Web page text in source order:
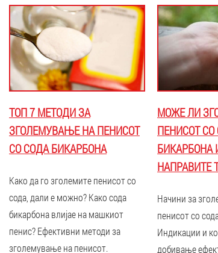
ТОП 7 МЕТОДИ ЗА
ЗГОЛЕМУВАЊЕ НА ПЕНИСОТ
СО СОДА БИКАРБОНА
Како да го зголемите пенисот со
сода, дали е можно? Како сода
бикарбона влијае на машкиот
пенис? Ефективни методи за
зголемување на пенисот.
МОЖЕ ЛИ
ПЕНИСОТ
БИКАРБОНА
НАПРАВИТЕ
Начини за
пенисот со
Индикации и
добивање